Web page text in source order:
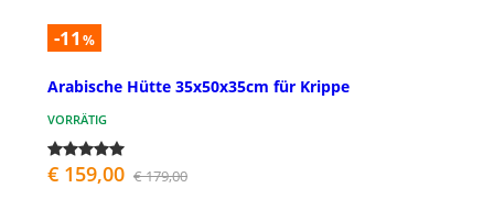
-11 %
Arabische Hütte 35x50x35cm für Krippe
VORRÄTIG
€ 159,00 € 179,00